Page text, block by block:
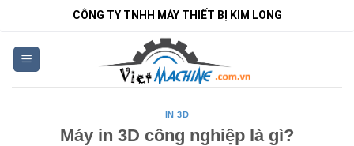
nội
dung
CÔNG TY TNHH MÁY THIẾT BỊ KIM LONG
IN 3D
Máy in 3D công nghiệp là gì?